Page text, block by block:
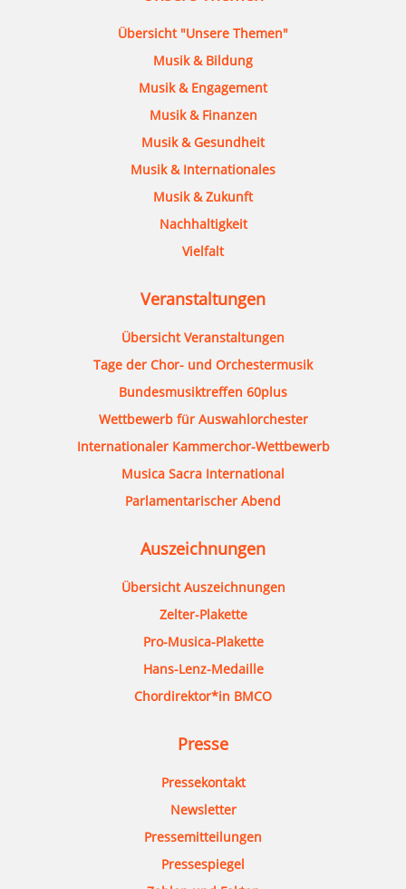
Übersicht "Unsere Themen"
Musik & Bildung
Musik & Engagement
Musik & Finanzen
Musik & Gesundheit
Musik & Internationales
Musik & Zukunft
Nachhaltigkeit
Vielfalt
Veranstaltungen
Übersicht Veranstaltungen
Tage der Chor- und Orchestermusik
Bundesmusiktreffen 60plus
Wettbewerb für Auswahlorchester
Internationaler Kammerchor-Wettbewerb
Musica Sacra International
Parlamentarischer Abend
Auszeichnungen
Übersicht Auszeichnungen
Zelter-Plakette
Pro-Musica-Plakette
Hans-Lenz-Medaille
Chordirektor*in BMCO
Presse
Pressekontakt
Newsletter
Pressemitteilungen
Pressespiegel